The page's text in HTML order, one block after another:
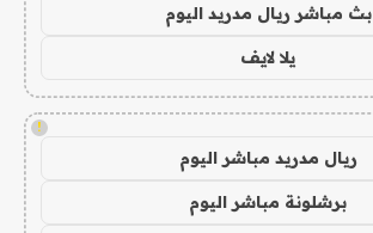
بث مباشر ريال مدريد اليوم
يلا لايف
!
ريال مدريد مباشر اليوم
برشلونة مباشر اليوم